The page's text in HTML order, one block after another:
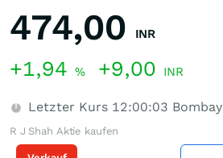
474,00 INR
+1,94 % +9,00 INR
Letzter Kurs 12:00:03 Bombay
R J Shah Aktie kaufen